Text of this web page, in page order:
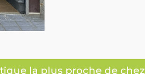
la plus proche de